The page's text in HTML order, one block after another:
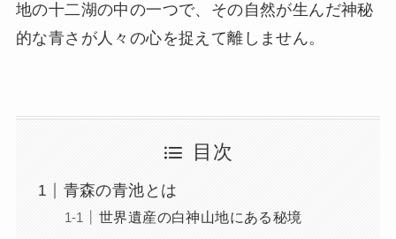
地の十二湖の中の一つで、その自然が生んだ神秘
的な青さが人々の心を捉えて離しません。
目次
青森の青池とは
世界遺産の白神山地にある秘境